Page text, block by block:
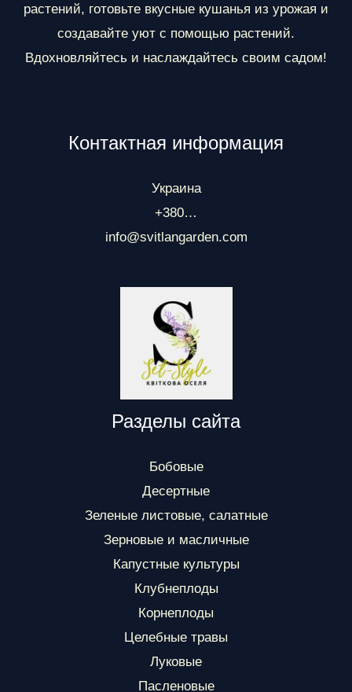
растений, готовьте вкусные кушанья из урожая и
создавайте уют с помощью растений.
Вдохновляйтесь и наслаждайтесь своим садом!
Контактная информация
Украина
+380…
info@svitlangarden.com
Разделы сайта
Бобовые
Десертные
Зеленые листовые, салатные
Зерновые и масличные
Капустные культуры
Клубнеплоды
Корнеплоды
Целебные травы
Луковые
Пасленовые